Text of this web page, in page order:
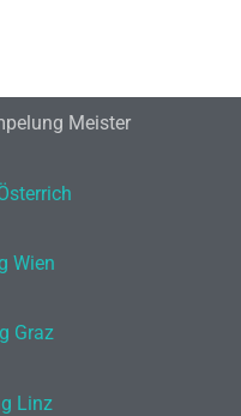
Meister
Wien
Graz
Linz